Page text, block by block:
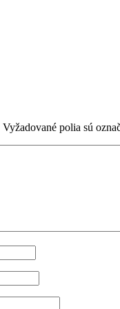
Vyžadované polia sú